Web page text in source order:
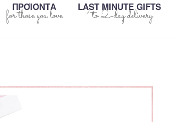
ΠΡΟΪΌΝΤΑ LAST MINUTE GIFTS